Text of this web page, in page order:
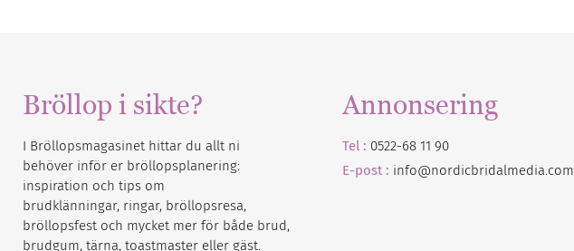
Bröllop i sikte?
I Bröllopsmagasinet hittar du allt ni
behöver inför er bröllopsplanering:
inspiration och tips om
brudklänningar, ringar, bröllopsresa,
bröllopsfest och mycket mer för både brud,
brudgum, tärna, toastmaster eller gäst.
Annonsering
Tel : 0522-68 11 90
E-post : info@nordicbridalmedia.com